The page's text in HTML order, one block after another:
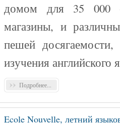
домом для 35 000
магазины, и
пешей
изучения английского
Подробнее...
Ecole Nouvelle, летний